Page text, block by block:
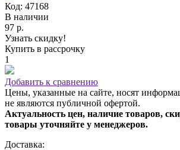
Код: 47168
В наличии
97 р.
Узнать скидку!
Купить в рассрочку
1
Добавить к сравнению
Цены, указанные на сайте, носят
не являются публичной офертой.
Актуальность цен, наличие товаров,
товары уточняйте у менеджеров.
Доставка: